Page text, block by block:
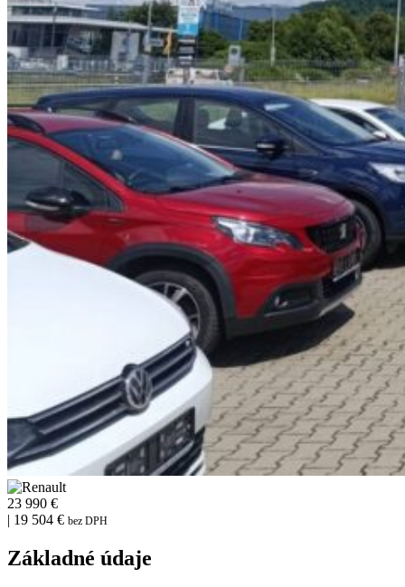
23 990 €
| 19 504 € bez DPH
Základné údaje